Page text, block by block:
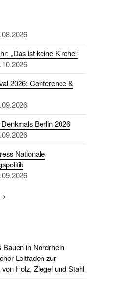
„Das ist keine Kirche“
2026: Conference &
Berlin 2026
Nationale
Bauen in Nordrhein-
Leitfaden zur
Holz, Ziegel und Stahl